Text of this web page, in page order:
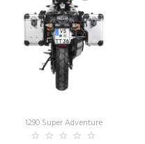
1290 Super Adventure